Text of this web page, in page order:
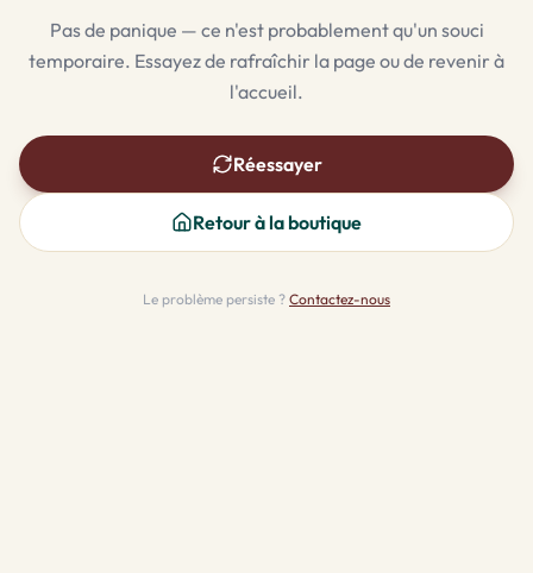
Pas de panique — ce n'est probablement qu'un souci
temporaire. Essayez de rafraîchir la page ou de revenir à
l'accueil.
Réessayer
Retour à la boutique
Le problème persiste ? Contactez-nous